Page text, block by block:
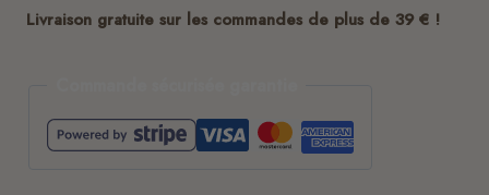
Poudre
Livraison gratuite sur les commandes de plus de 39 € !